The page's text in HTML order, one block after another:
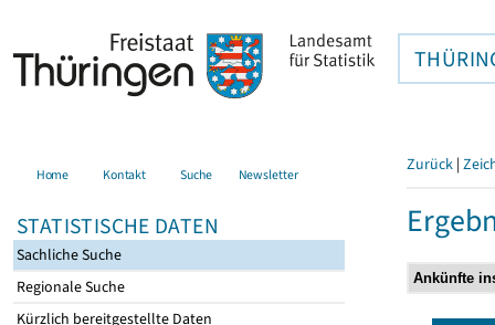
Home Kontakt Suche Newsletter
STATISTISCHE DATEN
Sachliche Suche
Regionale Suche
Kürzlich bereitgestellte Daten
Zurück |